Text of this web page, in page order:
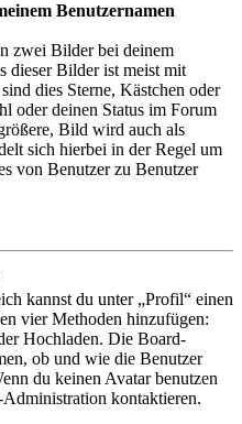
Benutzernamen
zwei Bilder bei deinem
dieser Bilder ist meist mit
dies Sterne, Kästchen oder
oder deinen Status im Forum
Bild wird auch als
sich hierbei in der Regel um
von Benutzer zu Benutzer
kannst du unter „Profil“ einen
vier Methoden hinzufügen:
Hochladen. Die Board-
ob und wie die Benutzer
du keinen Avatar benutzen
kontaktieren.